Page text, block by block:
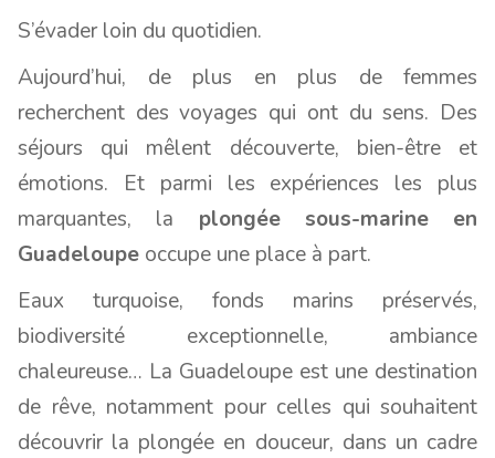
S’évader loin du quotidien.
Aujourd’hui, de plus en plus de femmes
recherchent des voyages qui ont du sens. Des
séjours qui mêlent découverte, bien-être et
émotions. Et parmi les expériences les plus
marquantes, la plongée sous-marine en
Guadeloupe occupe une place à part.
Eaux turquoise, fonds marins préservés,
biodiversité exceptionnelle, ambiance
chaleureuse… La Guadeloupe est une destination
de rêve, notamment pour celles qui souhaitent
découvrir la plongée en douceur, dans un cadre